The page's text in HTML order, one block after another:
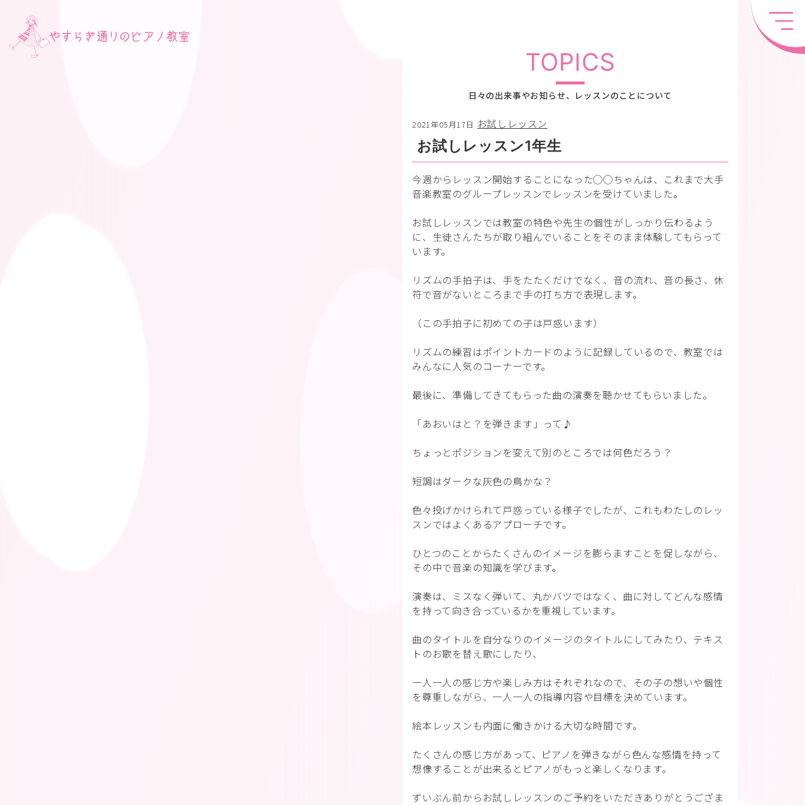
TOPICS
日々の出来事やお知らせ、レッスンのことについて
2021年05月17日 お試しレッスン
お試しレッスン1年生
今週からレッスン開始することになった◯◯ちゃんは、これまで大手
音楽教室のグループレッスンでレッスンを受けていました。
お試しレッスンでは教室の特色や先生の個性がしっかり伝わるよう
に、生徒さんたちが取り組んでいることをそのまま体験してもらって
います。
リズムの手拍子は、手をたたくだけでなく、音の流れ、音の長さ、休
符で音がないところまで手の打ち方で表現します。
（この手拍子に初めての子は戸惑います）
リズムの練習はポイントカードのように記録しているので、教室では
みんなに人気のコーナーです。
最後に、準備してきてもらった曲の演奏を聴かせてもらいました。
「あおいはと？を弾きます」って♪
ちょっとポジションを変えて別のところでは何色だろう？
短調はダークな灰色の鳥かな？
色々投げかけられて戸惑っている様子でしたが、これもわたしのレッ
スンではよくあるアプローチです。
ひとつのことからたくさんのイメージを膨らますことを促しながら、
その中で音楽の知識を学びます。
演奏は、ミスなく弾いて、丸かバツではなく、曲に対してどんな感情
を持って向き合っているかを重視しています。
曲のタイトルを自分なりのイメージのタイトルにしてみたり、テキス
トのお歌を替え歌にしたり、
一人一人の感じ方や楽しみ方はそれぞれなので、その子の想いや個性
を尊重しながら、一人一人の指導内容や目標を決めています。
絵本レッスンも内面に働きかける大切な時間です。
たくさんの感じ方があって、ピアノを弾きながら色んな感情を持って
想像することが出来るとピアノがもっと楽しくなります。
ずいぶん前からお試しレッスンのご予約をいただきありがとうござま